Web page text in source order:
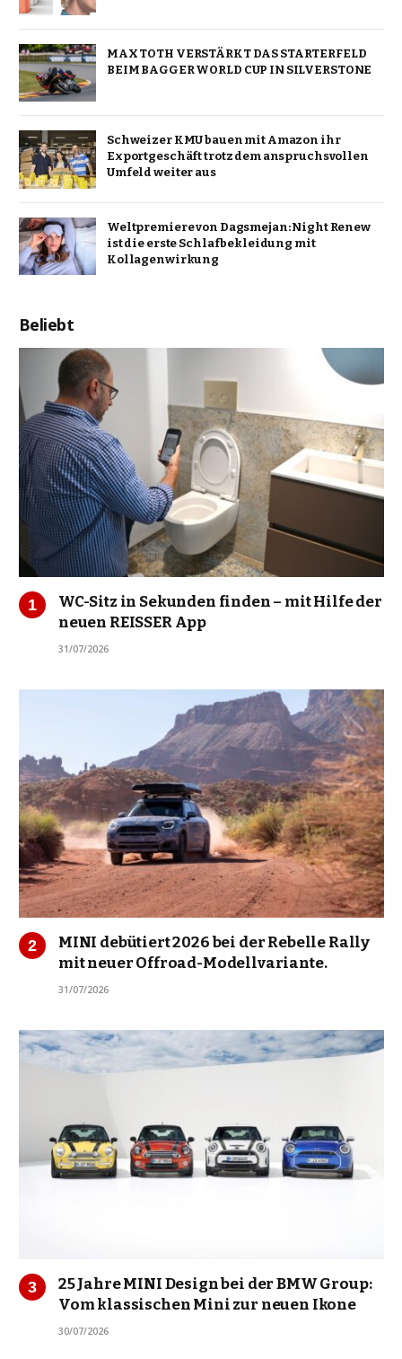
MAX TOTH VERSTÄRKT DAS STARTERFELD
BEIM BAGGER WORLD CUP IN SILVERSTONE
Schweizer KMU bauen mit Amazon ihr
Exportgeschäft trotz dem anspruchsvollen
Umfeld weiter aus
Weltpremiere von Dagsmejan: Night Renew
ist die erste Schlafbekleidung mit
Kollagenwirkung
Beliebt
WC-Sitz in Sekunden finden – mit Hilfe der
neuen REISSER App
31/07/2026
MINI debütiert 2026 bei der Rebelle Rally
mit neuer Offroad-Modellvariante.
31/07/2026
25 Jahre MINI Design bei der BMW Group:
Vom klassischen Mini zur neuen Ikone
30/07/2026